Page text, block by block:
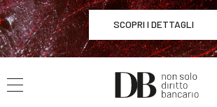
SCOPRI I DETTAGLI
WEBINAR / 17 settembre
La governance dell’Intelligenza